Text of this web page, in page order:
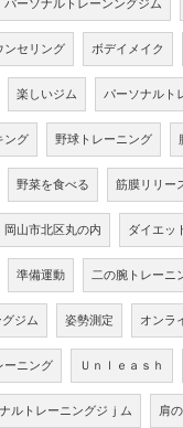
パーソナルトレーンングジム
ンセリング ボデイメイク
楽しいジム パーソナルト
ング 野球トレーニング
野菜を食べる 筋膜リリー
岡山市北区丸の内 ダイエッ
準備運動 二の腕トレーニ
ジム 姿勢測定 オンラ
ーニング Ｕｎｌｅａｓｈ
ルトレーニングジｊム 肩